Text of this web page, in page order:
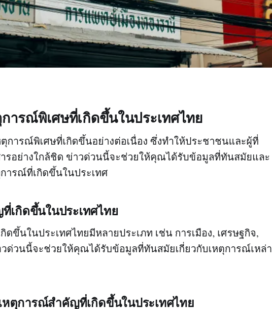
ารณ์พิเศษที่เกิดขึ้นในประเทศไทย
การณ์พิเศษที่เกิดขึ้นอย่างต่อเนื่อง ซึ่งทำให้ประชาชนและผู้ที่
รอย่างใกล้ชิด ข่าวด่วนนี้จะช่วยให้คุณได้รับข้อมูลที่ทันสมัยและ
ารณ์ที่เกิดขึ้นในประเทศ
เกิดขึ้นในประเทศไทย
ขึ้นในประเทศไทยมีหลายประเภท เช่น การเมือง, เศรษฐกิจ,
ด่วนนี้จะช่วยให้คุณได้รับข้อมูลที่ทันสมัยเกี่ยวกับเหตุการณ์เหล่า
หตุการณ์สำคัญที่เกิดขึ้นในประเทศไทย